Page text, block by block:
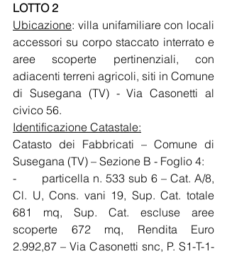
LOTTO 2
Ubicazione: villa unifamiliare con locali
accessori su corpo staccato interrato e
aree scoperte pertinenziali, con
adiacenti terreni agricoli, siti in Comune
di Susegana (TV) - Via Casonetti al
civico 56.
Identificazione Catastale:
Catasto dei Fabbricati – Comune di
Susegana (TV) – Sezione B - Foglio 4:
-       particella n. 533 sub 6 – Cat. A/8,
Cl. U, Cons. vani 19, Sup. Cat. totale
681 mq, Sup. Cat. escluse aree
scoperte 672 mq, Rendita Euro
2.992,87 – Via Casonetti snc, P. S1-T-1-